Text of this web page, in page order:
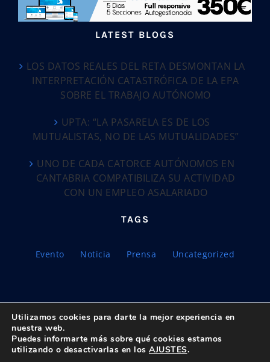
LATEST BLOGS
LOS DATOS REALES DEL RETA DESMONTAN LA
INTERPRETACIÓN CATASTRÓFICA DE LA EPA
SOBRE EL TRABAJO AUTÓNOMO
UPTA: “LA PASARELA ES DE LOS
MUTUALISTAS, NO DE LAS MUTUALIDADES”
UNO DE CADA CATORCE AUTÓNOMOS EN
CANTABRIA COMPATIBILIZA SU ACTIVIDAD
CON UN EMPLEO ASALARIADO
TAGS
Evento Noticia Prensa Uncategorized
© Copyright 2018 - 2026 UPTA | Todos los derechos reservados
|Política de privacidad|Aviso Legal
Utilizamos cookies para darte la mejor experiencia en
nuestra web.
Puedes informarte más sobre qué cookies estamos
utilizando o desactivarlas en los AJUSTES.